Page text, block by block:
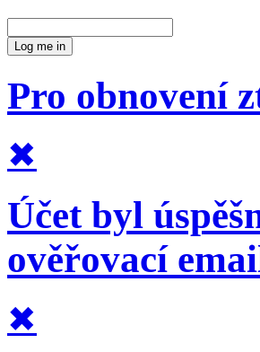
Pro obnovení
✖
Účet byl
ověřovací
✖